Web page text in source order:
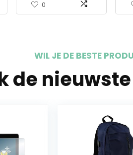
0
WIL JE DE BESTE
de